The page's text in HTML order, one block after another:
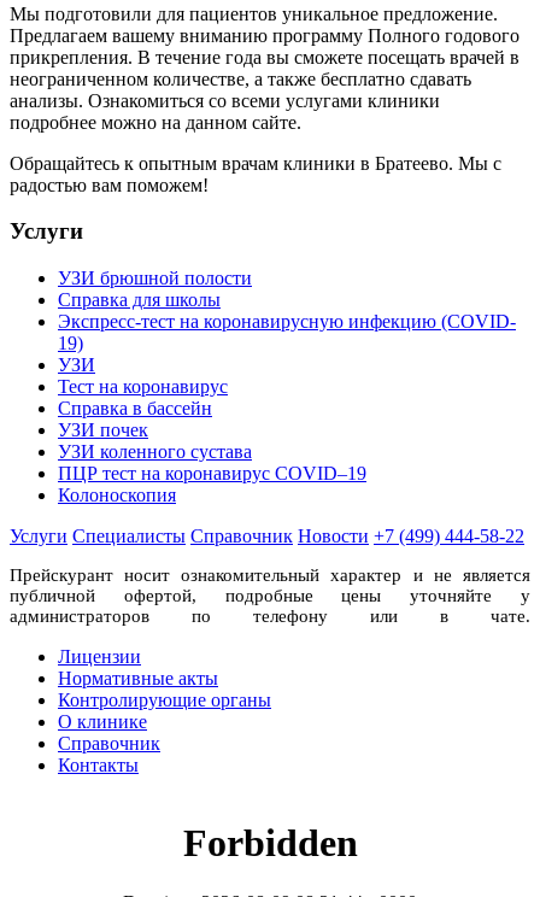
Мы подготовили для пациентов уникальное предложение.
Предлагаем вашему вниманию программу Полного годового
прикрепления. В течение года вы сможете посещать врачей в
неограниченном количестве, а также бесплатно сдавать
анализы. Ознакомиться со всеми услугами клиники
подробнее можно на данном сайте.
Обращайтесь к опытным врачам клиники в Братеево. Мы с
радостью вам поможем!
Услуги
УЗИ брюшной полости
Справка для школы
Экспресс-тест на коронавирусную инфекцию (COVID-
19)
УЗИ
Тест на коронавирус
Справка в бассейн
УЗИ почек
УЗИ коленного сустава
ПЦР тест на коронавирус COVID–19
Колоноскопия
Услуги Специалисты Справочник Новости +7 (499) 444-58-22
Прейскурант носит ознакомительный характер и не является
публичной офертой, подробные цены уточняйте у
администраторов по телефону или в чате.
Лицензии
Нормативные акты
Контролирующие органы
О клинике
Справочник
Контакты